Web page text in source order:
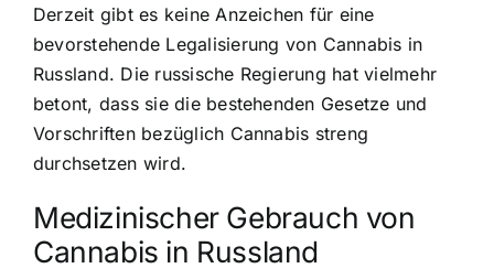
Derzeit gibt es keine Anzeichen für eine
bevorstehende Legalisierung von Cannabis in
Russland. Die russische Regierung hat vielmehr
betont, dass sie die bestehenden Gesetze und
Vorschriften bezüglich Cannabis streng
durchsetzen wird.
Medizinischer Gebrauch von
Cannabis in Russland